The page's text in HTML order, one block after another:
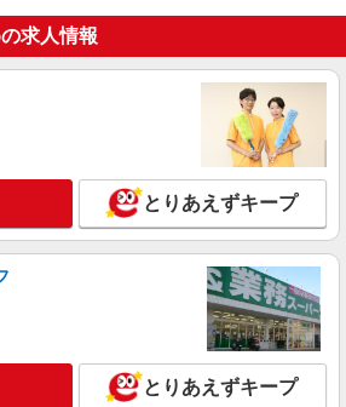
求人情報
とりあえずキープ
とりあえずキープ